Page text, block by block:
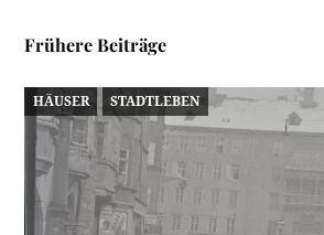
Frühere Beiträge
HÄUSER STADTLEBEN